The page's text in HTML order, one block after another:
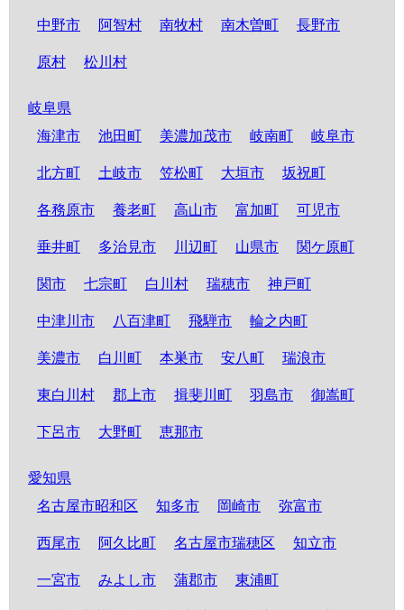
中野市 阿智村 南牧村 南木曽町 長野市
原村 松川村
岐阜県
海津市
池田町 美濃加茂市 岐南町 岐阜市
北方町 土岐市 笠松町 大垣市 坂祝町
各務原市 養老町 高山市 富加町 可児市
垂井町 多治見市 川辺町 山県市 関ケ原町
関市 七宗町 白川村 瑞穂市 神戸町
中津川市 八百津町 飛騨市 輪之内町
美濃市 白川町 本巣市 安八町 瑞浪市
東白川村 郡上市 揖斐川町 羽島市 御嵩町
下呂市 大野町 恵那市
愛知県
名古屋市昭和区
知多市 岡崎市 弥富市
西尾市 阿久比町 名古屋市瑞穂区 知立市
一宮市 みよし市 蒲郡市 東浦町